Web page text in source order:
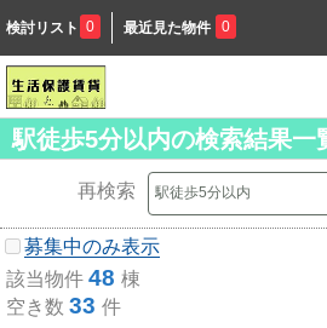
検討リスト 0 最近見た物件 0
駅徒歩5分以内の検索結果一
再検索
募集中のみ表示
該当物件 48 棟
空き数 33 件